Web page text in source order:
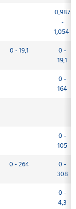
0,987
-
1,054
0 - 19,1
0 -
19,1
0 -
164
0 -
105
0 - 264
0 -
308
0 -
4,3